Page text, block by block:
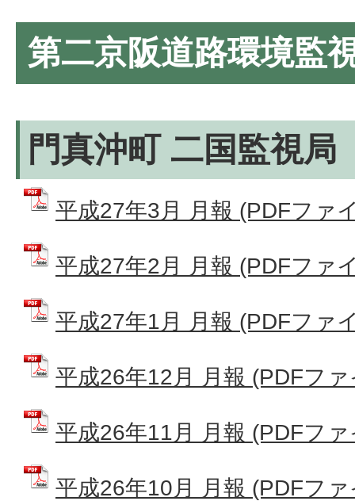
第二京阪道路環境監
門真沖町 二国監視局
平成27年3月 月報 (PDFファ
平成27年2月 月報 (PDFファ
平成27年1月 月報 (PDFファ
平成26年12月 月報 (PDFフ
平成26年11月 月報 (PDFフ
平成26年10月 月報 (PDFフ